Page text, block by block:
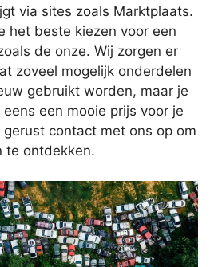
via sites zoals Marktplaats.
het beste kiezen voor een
de onze. Wij zorgen er
zoveel mogelijk onderdelen
gebruikt worden, maar je
een mooie prijs voor je
contact met ons op om
te ontdekken.